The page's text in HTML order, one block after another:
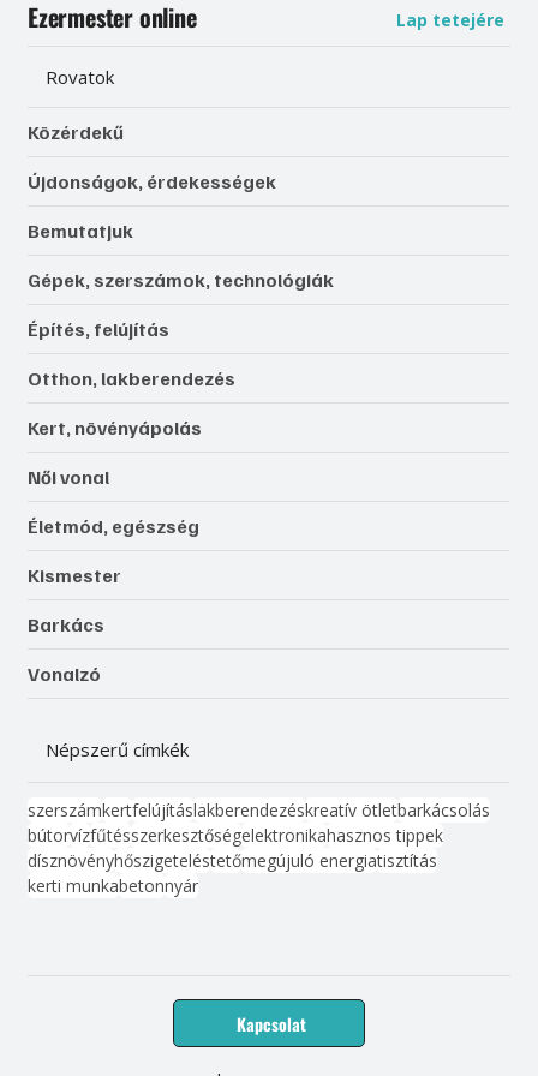
Ezermester online Lap tetejére
Rovatok
Közérdekű
Újdonságok, érdekességek
Bemutatjuk
Gépek, szerszámok, technológiák
Építés, felújítás
Otthon, lakberendezés
Kert, növényápolás
Női vonal
Életmód, egészség
Kismester
Barkács
Vonalzó
Népszerű címkék
szerszámkertfelújításlakberendezéskreatív ötletbarkácsolás
bútorvízfűtésszerkesztőségelektronikahasznos tippek
dísznövényhőszigeteléstetőmegújuló energiatisztítás
kerti munkabetonnyár
Kapcsolat